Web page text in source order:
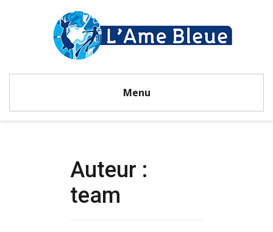
Menu
Auteur :
team